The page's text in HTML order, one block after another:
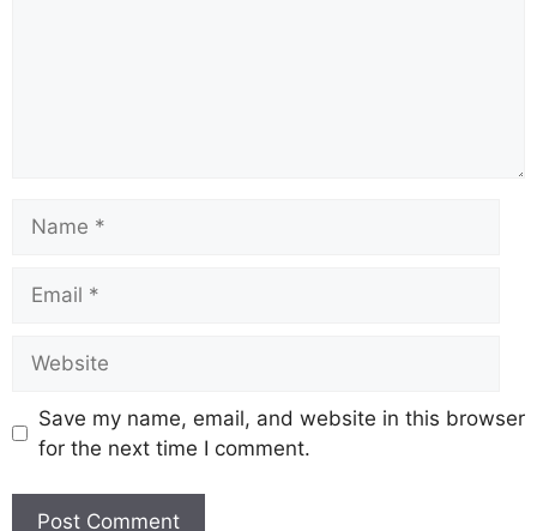
Save my name, email, and website in this browser
for the next time I comment.